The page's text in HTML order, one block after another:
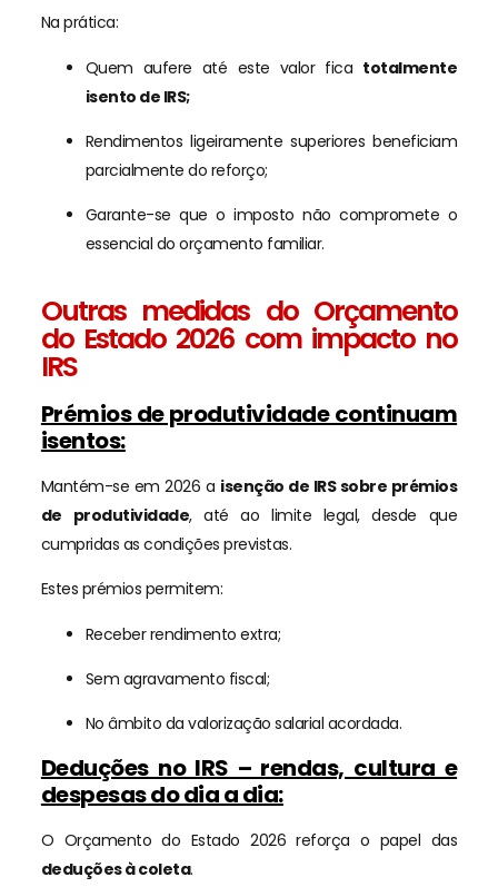
Na prática:
Quem aufere até este valor fica totalmente
isento de IRS;
Rendimentos ligeiramente superiores beneficiam
parcialmente do reforço;
Garante-se que o imposto não compromete o
essencial do orçamento familiar.
Outras medidas do Orçamento
do Estado 2026 com impacto no
IRS
Prémios de produtividade continuam
isentos:
Mantém-se em 2026 a isenção de IRS sobre prémios
de produtividade, até ao limite legal, desde que
cumpridas as condições previstas.
Estes prémios permitem:
Receber rendimento extra;
Sem agravamento fiscal;
No âmbito da valorização salarial acordada.
Deduções no IRS – rendas, cultura e
despesas do dia a dia:
O Orçamento do Estado 2026 reforça o papel das
deduções à coleta.